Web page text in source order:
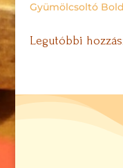
Gyümölcsoltó
Legutóbbi